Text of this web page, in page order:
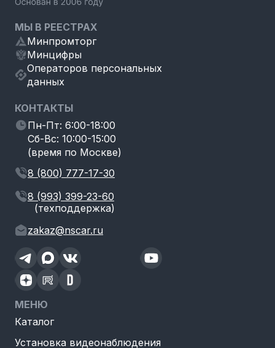
МЫ В РЕЕСТРАХ
Минпромторг
Минцифры
Операторов персональных
данных
КОНТАКТЫ
Пн-Пт: 6:00-18:00
Сб-Вс: 10:00-15:00
(время по Москве)
8 (800) 777-17-30
8 (993) 399-23-60
(техподдержка)
zakaz@nscar.ru
МЕНЮ
Каталог
Установка видеонаблюдения